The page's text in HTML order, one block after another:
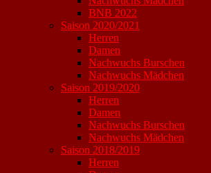
BNB 2022
Saison 2020/2021
Herren
Damen
Nachwuchs Burschen
Nachwuchs Mädchen
Saison 2019/2020
Herren
Damen
Nachwuchs Burschen
Nachwuchs Mädchen
Saison 2018/2019
Herren